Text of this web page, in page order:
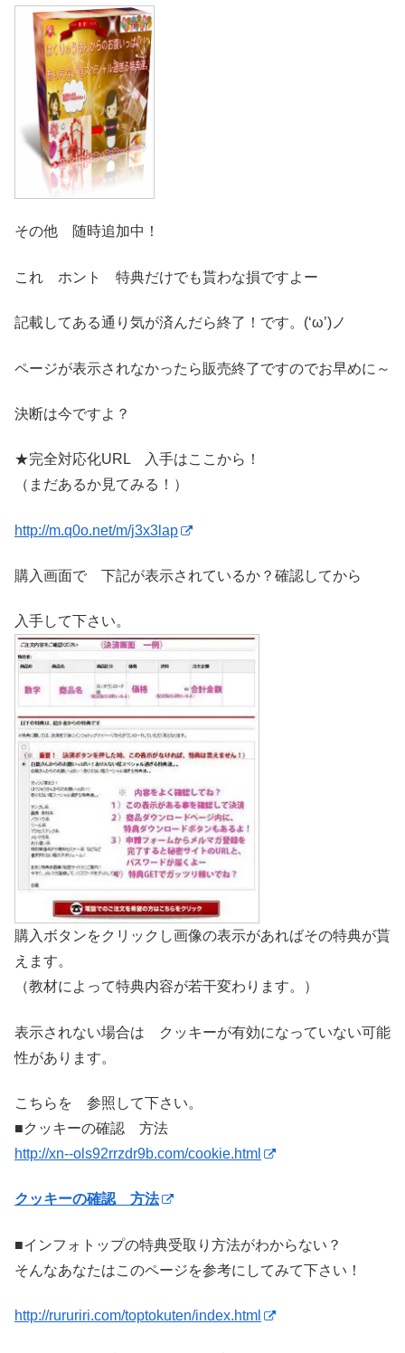
その他 随時追加中！
これ ホント 特典だけでも貰わな損ですよー
記載してある通り気が済んだら終了！です。(‘ω’)ノ
ページが表示されなかったら販売終了ですのでお早めに～
決断は今ですよ？
★完全対応化URL 入手はここから！
（まだあるか見てみる！）
http://m.q0o.net/m/j3x3lap
購入画面で 下記が表示されているか？確認してから
入手して下さい。
購入ボタンをクリックし画像の表示があればその特典が貰
えます。
（教材によって特典内容が若干変わります。）
表示されない場合は クッキーが有効になっていない可能
性があります。
こちらを 参照して下さい。
■クッキーの確認 方法
http://xn--ols92rrzdr9b.com/cookie.html
クッキーの確認 方法
■インフォトップの特典受取り方法がわからない？
そんなあなたはこのページを参考にしてみて下さい！
http://rururiri.com/toptokuten/index.html